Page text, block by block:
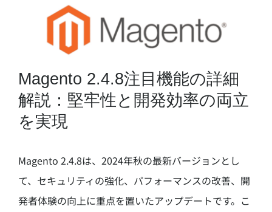
Magento 2.4.8注目機能の詳細
解説：堅牢性と開発効率の両立
を実現
Magento 2.4.8は、2024年秋の最新バージョンとし
て、セキュリティの強化、パフォーマンスの改善、開
発者体験の向上に重点を置いたアップデートです。こ